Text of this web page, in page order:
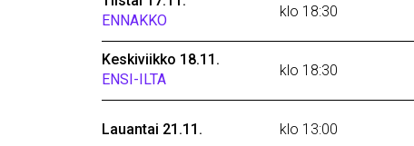
ENNAKKO
klo 18:30
Keskiviikko 18.11.
ENSI-ILTA
klo 18:30
Lauantai 21.11. klo 13:00